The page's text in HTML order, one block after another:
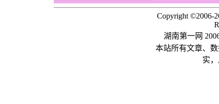
Copyright ©2006-
湖南第一网
本站所有文章、
实